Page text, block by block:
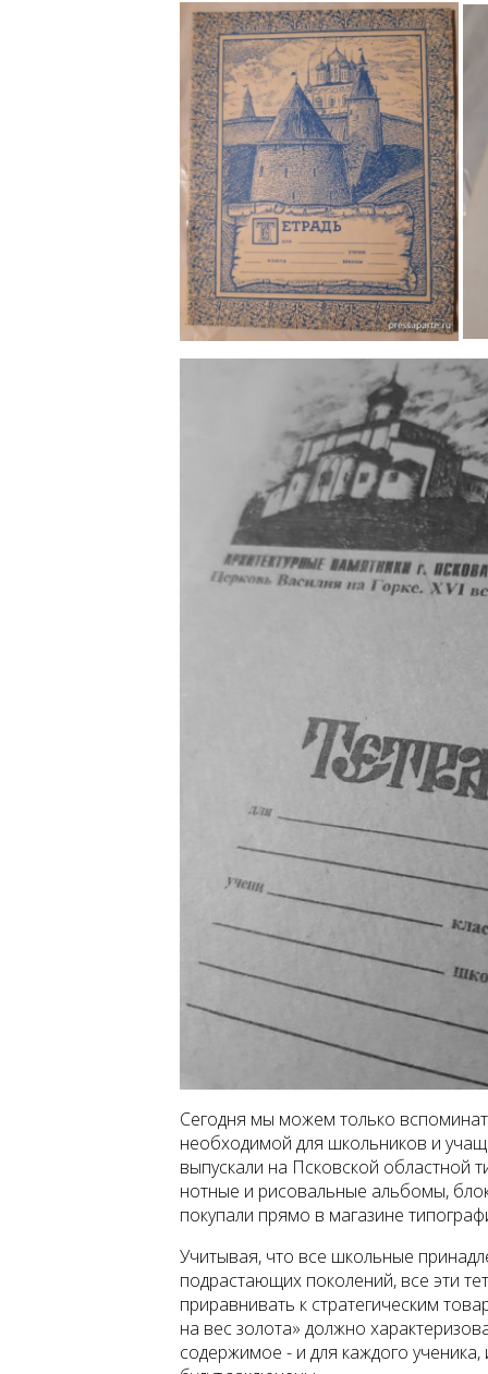
Сегодня мы можем только
необходимой для школьников и
выпускали на Псковской областной
нотные и рисовальные альбомы,
покупали прямо в магазине
Учитывая, что все школьные
подрастающих поколений, все эти
приравнивать к стратегическим
на вес золота» должно
содержимое - и для каждого ученика,